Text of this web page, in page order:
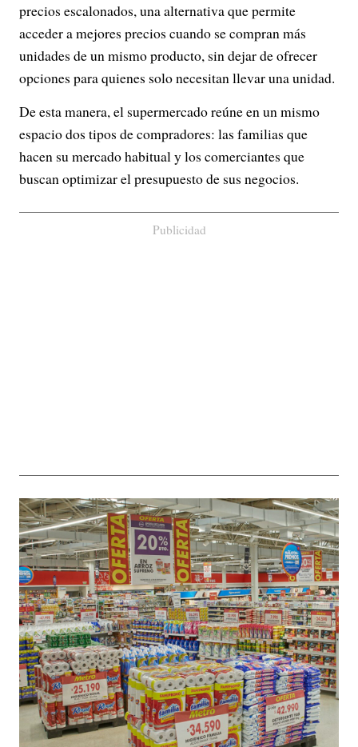
precios escalonados, una alternativa que permite
acceder a mejores precios cuando se compran más
unidades de un mismo producto, sin dejar de ofrecer
opciones para quienes solo necesitan llevar una unidad.
De esta manera, el supermercado reúne en un mismo
espacio dos tipos de compradores: las familias que
hacen su mercado habitual y los comerciantes que
buscan optimizar el presupuesto de sus negocios.
Publicidad